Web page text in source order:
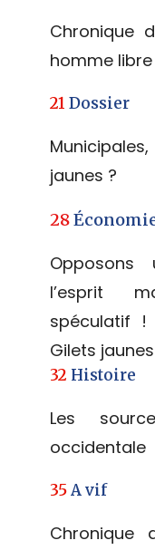
Chronique
homme
21 Dossier
jaunes ?
28
l’esprit
spéculatif !
Gilets jaunes
32 Histoire
Les
occidentale
35A vif
Chronique